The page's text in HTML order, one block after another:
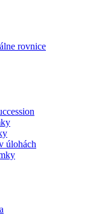
rovnice
úlohách